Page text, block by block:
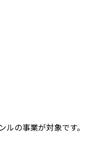
の事業が対象です。